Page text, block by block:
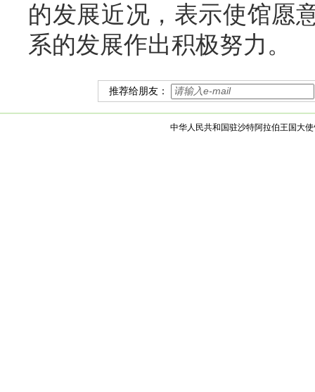
的发展近况，表示使馆愿
系的发展作出积极努力。
推荐给朋友：
中华人民共和国驻沙特阿拉伯王国大使